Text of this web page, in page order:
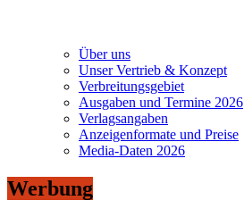
Über uns
Unser Vertrieb & Konzept
Verbreitungsgebiet
Ausgaben und Termine 2026
Verlagsangaben
Anzeigenformate und Preise
Media-Daten 2026
Werbung